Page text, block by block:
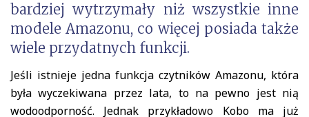
bardziej wytrzymały niż wszystkie inne
modele Amazonu, co więcej posiada także
wiele przydatnych funkcji.
Jeśli istnieje jedna funkcja czytników Amazonu, która
była wyczekiwana przez lata, to na pewno jest nią
wodoodporność. Jednak przykładowo Kobo ma już